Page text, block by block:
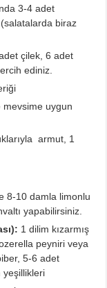
3-4 adet
biraz
çilek, 6 adet
ediniz.
mevsime uygun
armut, 1
8-10 damla limonlu
yapabilirsiniz.
1 dilim kızarmış
peyniri veya
5-6 adet
yeşillikleri